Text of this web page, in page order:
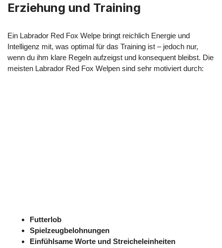
Erziehung und Training
Ein Labrador Red Fox Welpe bringt reichlich Energie und
Intelligenz mit, was optimal für das Training ist – jedoch nur,
wenn du ihm klare Regeln aufzeigst und konsequent bleibst. Die
meisten Labrador Red Fox Welpen sind sehr motiviert durch:
Futterlob
Spielzeugbelohnungen
Einfühlsame Worte und Streicheleinheiten